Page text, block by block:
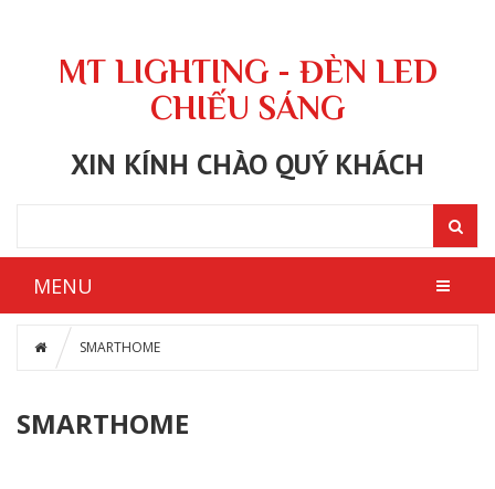
MT LIGHTING - ĐÈN LED
CHIẾU SÁNG
XIN KÍNH CHÀO QUÝ KHÁCH
MENU
SMARTHOME
SMARTHOME